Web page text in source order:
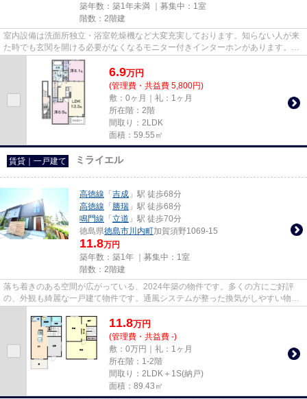
築年数：築1年未満 ｜募集中： 1室
階数：2階建
室内設備は洗面所独立・浴室乾燥機など大変充実しております。知らない人が来
た時でも玄関を開ける必要がなくなるモニター付きインターホンがあります。荷
物を直接受け取れないときに...
6.9万円
(管理費・共益費 5,800円)
敷：0ヶ月｜礼：1ヶ月
所在階：2階
間取り：2LDK
面積：59.55㎡
賃貸｜一戸建て ミライエル
高徳線 「 吉成 」駅 徒歩68分
高徳線 「 勝瑞 」駅 徒歩68分
鳴門線 「 立道 」駅 徒歩70分
徳島県徳島市川内町加賀須野1069-15
11.8万円
築年数：築1年 ｜募集中： 1室
階数：2階建
落ち着きのある空間が広がっている、2024年築の物件です。多くの方にご好評
の、外観も綺麗な一戸建て物件です。通風システムが整った換気がしやすい物件
11.8万円
(管理費・共益費 -)
敷：0万円｜礼：1ヶ月
所在階：1-2階
間取り：2LDK＋1S(納戸)
面積：89.43㎡